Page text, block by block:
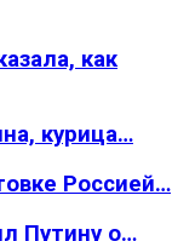
как
курица…
Россией…
Путину о…